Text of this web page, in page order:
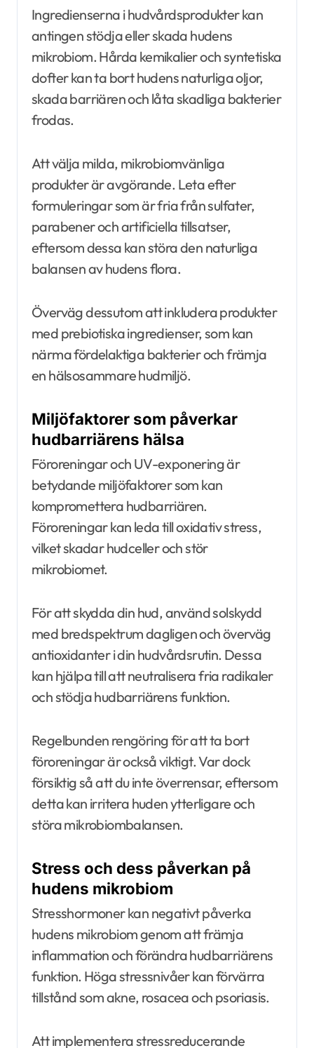
Ingredienserna i hudvårdsprodukter kan
antingen stödja eller skada hudens
mikrobiom. Hårda kemikalier och syntetiska
dofter kan ta bort hudens naturliga oljor,
skada barriären och låta skadliga bakterier
frodas.
Att välja milda, mikrobiomvänliga
produkter är avgörande. Leta efter
formuleringar som är fria från sulfater,
parabener och artificiella tillsatser,
eftersom dessa kan störa den naturliga
balansen av hudens flora.
Överväg dessutom att inkludera produkter
med prebiotiska ingredienser, som kan
närma fördelaktiga bakterier och främja
en hälsosammare hudmiljö.
Miljöfaktorer som påverkar
hudbarriärens hälsa
Föroreningar och UV-exponering är
betydande miljöfaktorer som kan
kompromettera hudbarriären.
Föroreningar kan leda till oxidativ stress,
vilket skadar hudceller och stör
mikrobiomet.
För att skydda din hud, använd solskydd
med bredspektrum dagligen och överväg
antioxidanter i din hudvårdsrutin. Dessa
kan hjälpa till att neutralisera fria radikaler
och stödja hudbarriärens funktion.
Regelbunden rengöring för att ta bort
föroreningar är också viktigt. Var dock
försiktig så att du inte överrensar, eftersom
detta kan irritera huden ytterligare och
störa mikrobiombalansen.
Stress och dess påverkan på
hudens mikrobiom
Stresshormoner kan negativt påverka
hudens mikrobiom genom att främja
inflammation och förändra hudbarriärens
funktion. Höga stressnivåer kan förvärra
tillstånd som akne, rosacea och psoriasis.
Att implementera stressreducerande